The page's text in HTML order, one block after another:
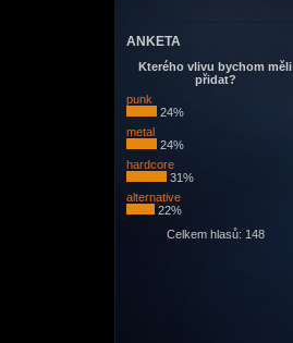
ANKETA
Kterého vlivu bychom měli
přidat?
punk
24%
metal
24%
hardcore
31%
alternative
22%
Celkem hlasů: 148